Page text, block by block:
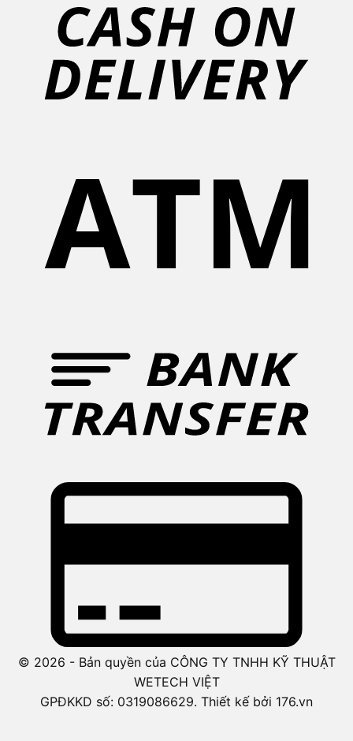
© 2026 - Bản quyền của CÔNG TY TNHH KỸ THUẬT
WETECH VIỆT
GPĐKKD số: 0319086629. Thiết kế bởi 176.vn